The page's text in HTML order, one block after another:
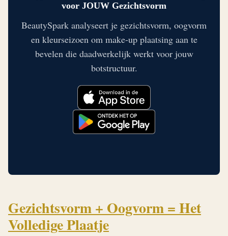
voor JOUW Gezichtsvorm
BeautySpark analyseert je gezichtsvorm, oogvorm
en kleurseizoen om make-up plaatsing aan te
bevelen die daadwerkelijk werkt voor jouw
botstructuur.
Gezichtsvorm + Oogvorm = Het
Volledige Plaatje